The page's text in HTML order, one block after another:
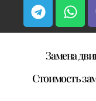
Замена
Стоимость